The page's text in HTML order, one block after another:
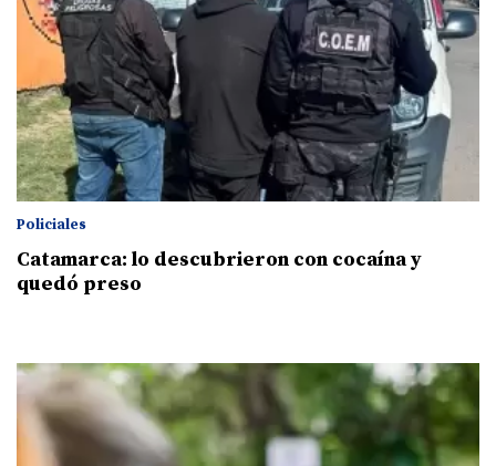
Policiales
Catamarca: lo descubrieron con cocaína y
quedó preso